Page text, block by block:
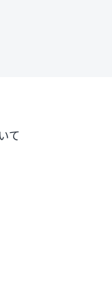
て